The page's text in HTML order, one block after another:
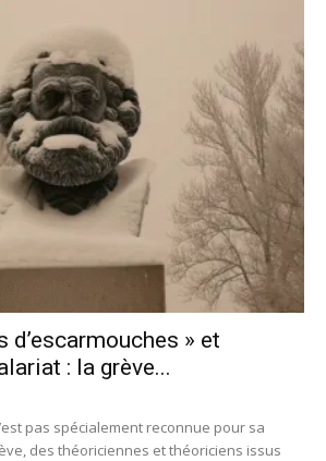
d’escarmouches » et
: la grève...
pas spécialement reconnue pour sa
des théoriciennes et théoriciens issus